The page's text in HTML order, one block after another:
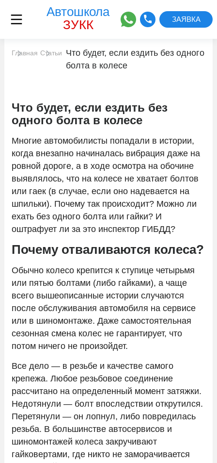
Автошкола
ЗУКК
ЗАЯВКА
Адреса классов
Автоинструкторы
Сведения об образовательной
организации
Отзывы
Расписание
Главная Статьи
Что будет, если ездить без одного
болта в колесе
Что будет, если ездить без
одного болта в колесе
Многие автомобилисты попадали в истории,
когда внезапно начиналась вибрация даже на
ровной дороге, а в ходе осмотра на обочине
выявлялось, что на колесе не хватает болтов
или гаек (в случае, если оно надевается на
шпильки). Почему так происходит? Можно ли
ехать без одного болта или гайки? И
оштрафует ли за это инспектор ГИБДД?
Почему отваливаются колеса?
Обычно колесо крепится к ступице четырьмя
или пятью болтами (либо гайками), а чаще
всего вышеописанные истории случаются
после обслуживания автомобиля на сервисе
или в шиномонтаже. Даже самостоятельная
сезонная смена колес не гарантирует, что
потом ничего не произойдет.
Все дело — в резьбе и качестве самого
крепежа. Любое резьбовое соединение
рассчитано на определенный момент затяжки.
Недотянули — болт впоследствии открутился.
Перетянули — он лопнул, либо повредилась
резьба. В большинстве автосервисов и
шиномонтажей колеса закручивают
гайковертами, где никто не заморачивается